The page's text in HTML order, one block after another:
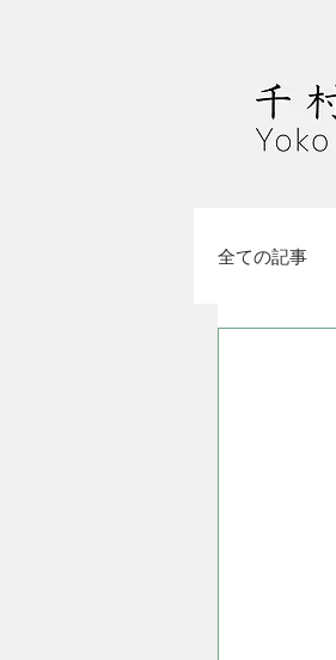
全ての記事